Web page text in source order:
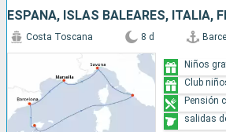
Costa Toscana 8 d
Niños
Club
Pensión
salidas